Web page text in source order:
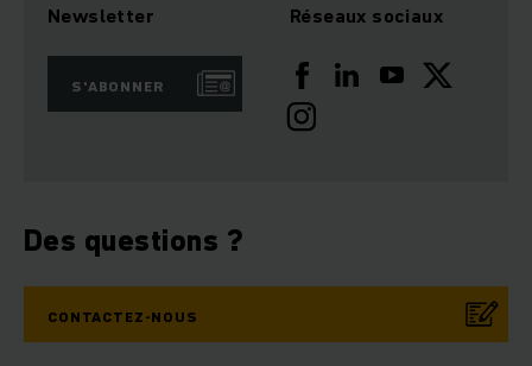
Newsletter
S'ABONNER
Réseaux sociaux
Des questions ?
CONTACTEZ-NOUS